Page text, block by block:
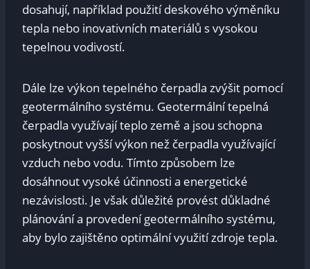
dosahují, například použití deskového výměníku
tepla nebo inovativních materiálů s vysokou
tepelnou vodivostí.
Dále lze výkon tepelného čerpadla zvýšit pomocí
geotermálního systému. Geotermální tepelná
čerpadla využívají teplo země a jsou schopna
poskytnout vyšší výkon než čerpadla využívající
vzduch nebo vodu. Tímto způsobem lze
dosáhnout vysoké účinnosti a energetické
nezávislosti. Je však důležité provést důkladné
plánování a provedení geotermálního systému,
aby bylo zajištěno optimální využití zdroje tepla.